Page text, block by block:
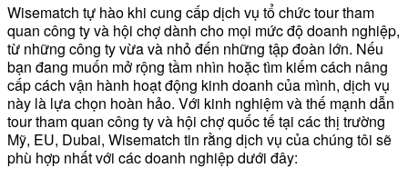
Wisematch tự hào khi cung cấp dịch vụ tổ chức tour tham
quan công ty và hội chợ dành cho mọi mức độ doanh nghiệp,
từ những công ty vừa và nhỏ đến những tập đoàn lớn. Nếu
bạn đang muốn mở rộng tầm nhìn hoặc tìm kiếm cách nâng
cấp cách vận hành hoạt động kinh doanh của mình, dịch vụ
này là lựa chọn hoàn hảo. Với kinh nghiệm và thế mạnh dẫn
tour tham quan công ty và hội chợ quốc tế tại các thị trường
Mỹ, EU, Dubai, Wisematch tin rằng dịch vụ của chúng tôi sẽ
phù hợp nhất với các doanh nghiệp dưới đây: